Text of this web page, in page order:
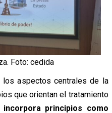
Foto: cedida
los aspectos centrales de la
que orientan el tratamiento
incorpora principios como